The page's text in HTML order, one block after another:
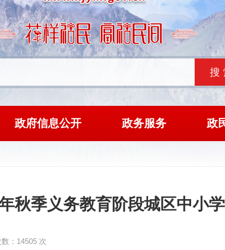
政府信息公开 政务服务 政
秋季义务教育阶段城区中小
： 14505 次